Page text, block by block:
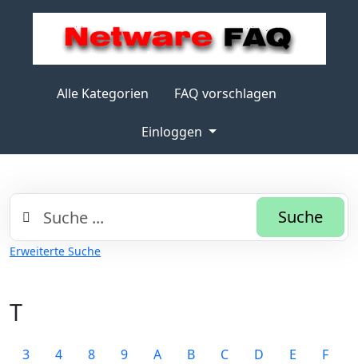
Alle Kategorien FAQ vorschlagen
Einloggen
Suche
Erweiterte Suche
T
3 4 8 9 A B C D E
F